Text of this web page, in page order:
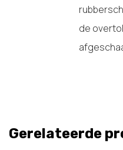
de
Gerelateerde